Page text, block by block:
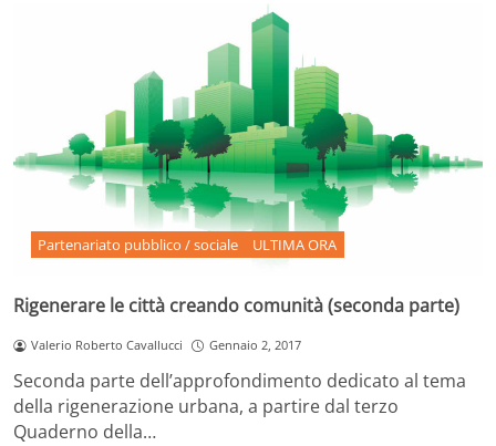
Partenariato pubblico / sociale ULTIMA ORA
Rigenerare le città creando comunità (seconda parte)
Valerio Roberto Cavallucci Gennaio 2, 2017
Seconda parte dell’approfondimento dedicato al tema
della rigenerazione urbana, a partire dal terzo
Quaderno della…